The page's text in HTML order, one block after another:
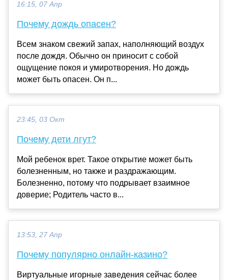
16:15, 07 Апр
Почему дождь опасен?
Всем знаком свежий запах, наполняющий воздух
после дождя. Обычно он приносит с собой
ощущение покоя и умиротворения. Но дождь
может быть опасен. Он п...
23:45, 03 Окт
Почему дети лгут?
Мой ребенок врет. Такое открытие может быть
болезненным, но также и раздражающим.
Болезненно, потому что подрывает взаимное
доверие; Родитель часто в...
13:53, 27 Апр
Почему популярно онлайн-казино?
Виртуальные игорные заведения сейчас более